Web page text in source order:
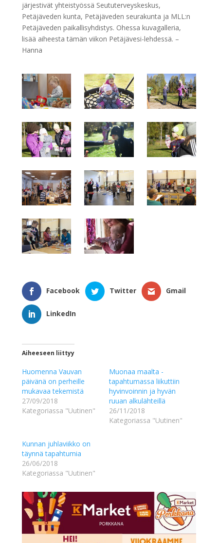
järjestivät yhteistyössä Seututerveyskeskus,
Petäjäveden kunta, Petäjäveden seurakunta ja MLL:n
Petäjäveden paikallisyhdistys. Ohessa kuvagalleria,
lisää aiheesta tämän viikon Petäjävesi-lehdessä. –
Hanna
Facebook Twitter Gmail
LinkedIn
Aiheeseen liittyy
Huomenna Vauvan
päivänä on perheille
mukavaa tekemistä
27/09/2018
Kategoriassa "Uutinen"
Muonaa maalta -
tapahtumassa liikuttiin
hyvinvoinnin ja hyvän
ruuan alkulähteillä
26/11/2018
Kategoriassa "Uutinen"
Kunnan juhlaviikko on
täynnä tapahtumia
26/06/2018
Kategoriassa "Uutinen"